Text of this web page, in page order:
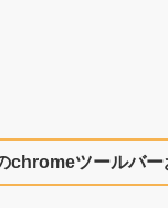
chromeツールバー